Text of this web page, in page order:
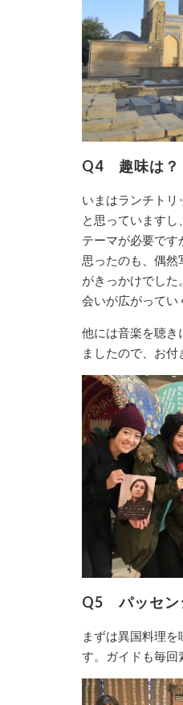
Q4 趣味は？
いまはランチト
と思っています
テーマが必要です
思ったのも、偶然
がきっかけでし
会いが広がってい
他には音楽を聴き
ましたので、お付
Q5 パッセン
まずは異国料理
す。ガイドも毎回